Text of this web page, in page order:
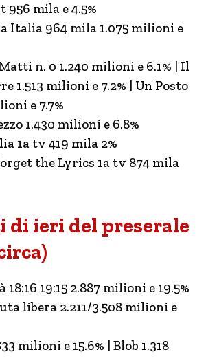
956 mila e 4.5%
Italia 964 mila 1.075 milioni e
n. 0 1.240 milioni e 6.1% | Il
1.513 milioni e 7.2% | Un Posto
e 7.7%
1.430 milioni e 6.8%
1a tv 419 mila 2%
the Lyrics 1a tv 874 mila
di ieri del preserale
18:16 19:15 2.887 milioni e 19.5%
libera 2.211/3.508 milioni e
milioni e 15.6% | Blob 1.318